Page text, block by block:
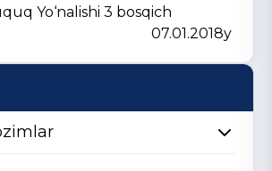
Yo‘nalishi 3 bosqich
07.01.2018y